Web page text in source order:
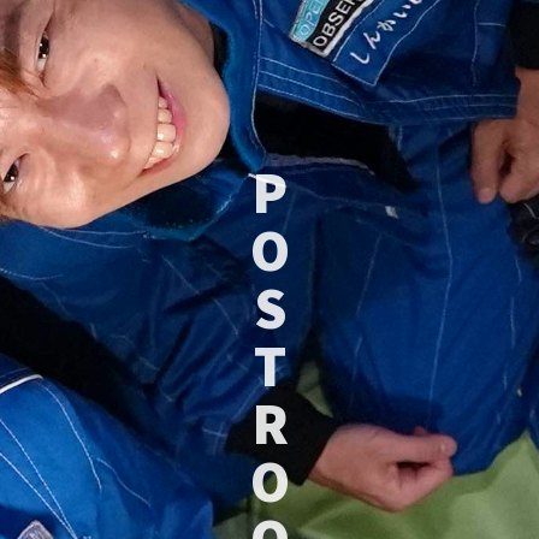
P
O
S
T
R
O